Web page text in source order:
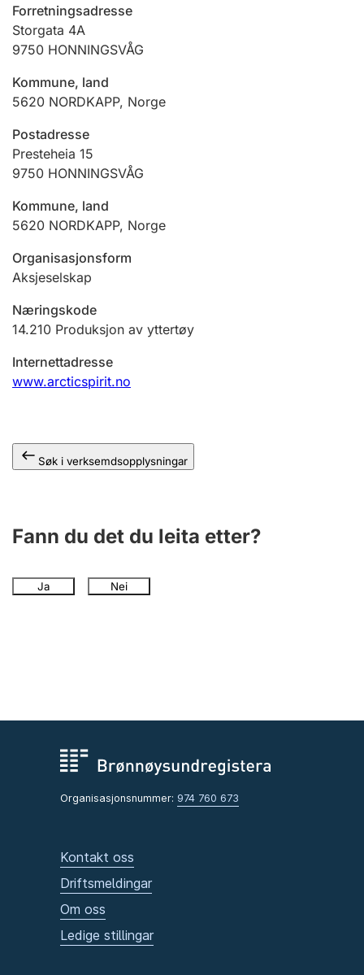
Jeger
Ektepaktrettleiaren
Forretningsadresse
Storgata 4A
9750 HONNINGSVÅG
Kommune, land
5620 NORDKAPP, Norge
Postadresse
Presteheia 15
9750 HONNINGSVÅG
Kommune, land
5620 NORDKAPP, Norge
Organisasjonsform
Aksjeselskap
Næringskode
14.210 Produksjon av yttertøy
Internettadresse
www.arcticspirit.no
Søk i verksemdsopplysningar
Fann du det du leita etter?
Ja Nei
Organisasjonsnummer: 974 760 673
Kontakt oss
Driftsmeldingar
Om oss
Ledige stillingar